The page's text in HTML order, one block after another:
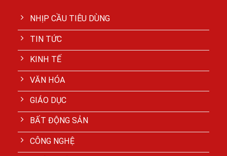
NHỊP CẦU TIÊU DÙNG
TIN TỨC
KINH TẾ
VĂN HÓA
GIÁO DỤC
BẤT ĐỘNG SẢN
CÔNG NGHỆ